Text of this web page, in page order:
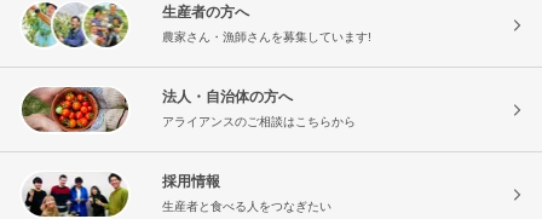
生産者の方へ
農家さん・漁師さんを募集しています!
法人・自治体の方へ
アライアンスのご相談はこちらから
採用情報
生産者と食べる人をつなぎたい